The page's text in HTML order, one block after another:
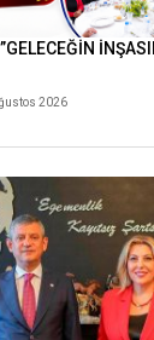
2026